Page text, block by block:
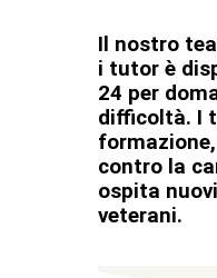
Il nostro
i tutor è
24 per
difficoltà. I
contro la
ospita
veterani.